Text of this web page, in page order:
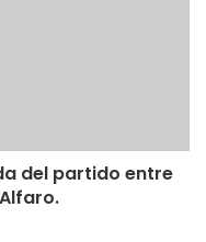
1048970823267229
1048974280409718
del partido entre